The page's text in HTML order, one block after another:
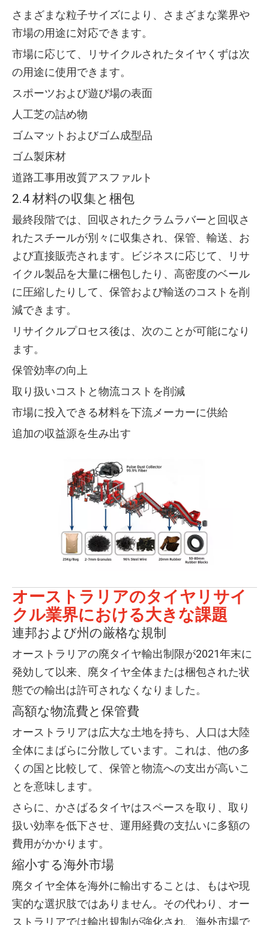
さまざまな粒子サイズにより、さまざまな業界や
市場の用途に対応できます。
市場に応じて、リサイクルされたタイヤくずは次
の用途に使用できます。
スポーツおよび遊び場の表面
人工芝の詰め物
ゴムマットおよびゴム成型品
ゴム製床材
道路工事用改質アスファルト
2.4 材料の収集と梱包
最終段階では、回収されたクラムラバーと回収さ
れたスチールが別々に収集され、保管、輸送、お
よび直接販売されます。ビジネスに応じて、リサ
イクル製品を大量に梱包したり、高密度のベール
に圧縮したりして、保管および輸送のコストを削
減できます。
リサイクルプロセス後は、次のことが可能になり
ます。
保管効率の向上
取り扱いコストと物流コストを削減
市場に投入できる材料を下流メーカーに供給
追加の収益源を生み出す
オーストラリアのタイヤリサイ
クル業界における大きな課題
連邦および州の厳格な規制
オーストラリアの廃タイヤ輸出制限が2021年末に
発効して以来、廃タイヤ全体または梱包された状
態での輸出は許可されなくなりました。
高額な物流費と保管費
オーストラリアは広大な土地を持ち、人口は大陸
全体にまばらに分散しています。これは、他の多
くの国と比較して、保管と物流への支出が高いこ
とを意味します。
さらに、かさばるタイヤはスペースを取り、取り
扱い効率を低下させ、運用経費の支払いに多額の
費用がかかります。
縮小する海外市場
廃タイヤ全体を海外に輸出することは、もはや現
実的な選択肢ではありません。その代わり、オー
ストラリアでは輸出規制が強化され、海外市場で